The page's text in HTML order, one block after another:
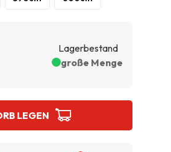
Lagerbestand
große Menge
LEGEN